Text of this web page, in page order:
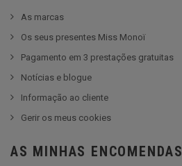
As marcas
Os seus presentes Miss Monoï
Pagamento em 3 prestações gratuitas
Notícias e blogue
Informação ao cliente
Gerir os meus cookies
AS MINHAS ENCOMENDAS